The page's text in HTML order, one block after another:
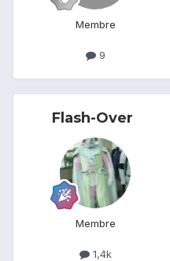
Membre
9
Flash-Over
Membre
1,4k